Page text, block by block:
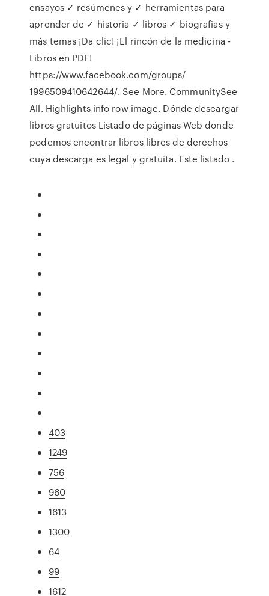
ensayos ✓ resúmenes y ✓ herramientas para
aprender de ✓ historia ✓ libros ✓ biografias y
más temas ¡Da clic! ¡El rincón de la medicina -
Libros en PDF!
https://www.facebook.com/groups/
1996509410642644/. See More. CommunitySee
All. Highlights info row image. Dónde descargar
libros gratuitos Listado de páginas Web donde
podemos encontrar libros libres de derechos
cuya descarga es legal y gratuita. Este listado .
403
1249
756
960
1613
1300
64
99
1612